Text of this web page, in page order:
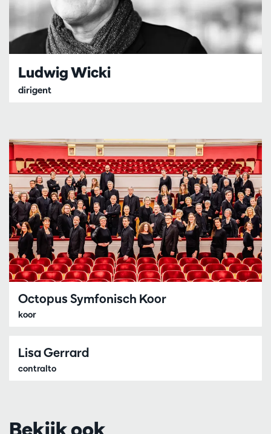
Ludwig Wicki
dirigent
Octopus Symfonisch Koor
koor
Lisa Gerrard
contralto